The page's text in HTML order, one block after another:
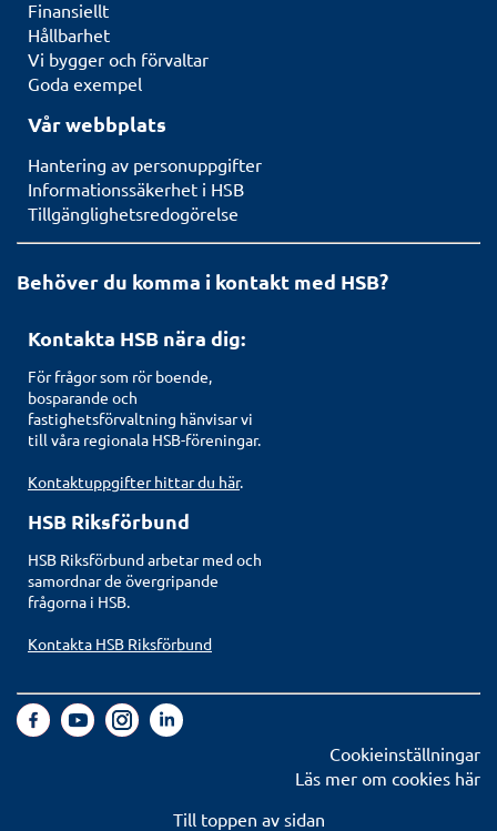
Finansiellt
Hållbarhet
Vi bygger och förvaltar
Goda exempel
Vår webbplats
Hantering av personuppgifter
Informationssäkerhet i HSB
Tillgänglighetsredogörelse
Behöver du komma i kontakt med HSB?
Kontakta HSB nära dig:
För frågor som rör boende,
bosparande och
fastighetsförvaltning hänvisar vi
till våra regionala HSB-föreningar.
Kontaktuppgifter hittar du här.
HSB Riksförbund
HSB Riksförbund arbetar med och
samordnar de övergripande
frågorna i HSB.
Kontakta HSB Riksförbund
Cookieinställningar
Läs mer om cookies här
Till toppen av sidan